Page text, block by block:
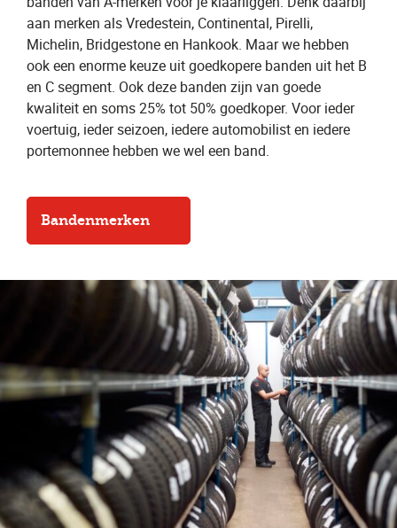
aan merken als Vredestein, Continental, Pirelli,
Michelin, Bridgestone en Hankook. Maar we hebben
ook een enorme keuze uit goedkopere banden uit het B
en C segment. Ook deze banden zijn van goede
kwaliteit en soms 25% tot 50% goedkoper. Voor ieder
voertuig, ieder seizoen, iedere automobilist en iedere
portemonnee hebben we wel een band.
Bandenmerken